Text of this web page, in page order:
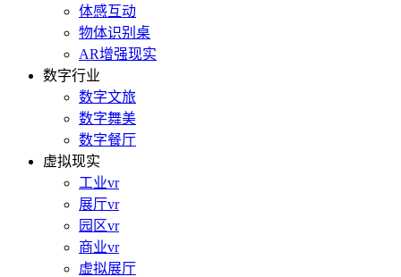
体感互动
物体识别桌
AR增强现实
数字行业
数字文旅
数字舞美
数字餐厅
虚拟现实
工业vr
展厅vr
园区vr
商业vr
虚拟展厅